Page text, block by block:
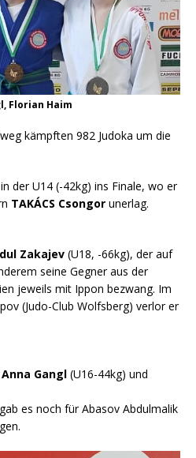
Florian Haim
kämpften 982 Judoka um die
der U14 (-42kg) ins Finale, wo er
TAKÁCS Csongor unerlag.
Zakajev (U18, -66kg), der auf
seine Gegner aus der
jeweils mit Ippon bezwang. Im
(Judo-Club Wolfsberg) verlor er
Anna Gangl (U16-44kg) und
es noch für Abasov Abdulmalik